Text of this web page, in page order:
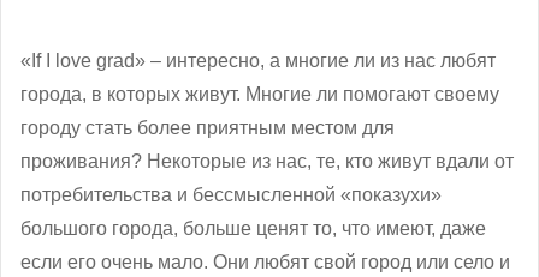
«If I love grad» – интересно, а многие ли из нас любят
города, в которых живут. Многие ли помогают своему
городу стать более приятным местом для
проживания? Некоторые из нас, те, кто живут вдали от
потребительства и бессмысленной «показухи»
большого города, больше ценят то, что имеют, даже
если его очень мало. Они любят свой город или село и